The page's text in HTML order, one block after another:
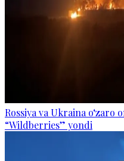
Rossiya va Ukraina o‘zaro
“Wildberries” yondi